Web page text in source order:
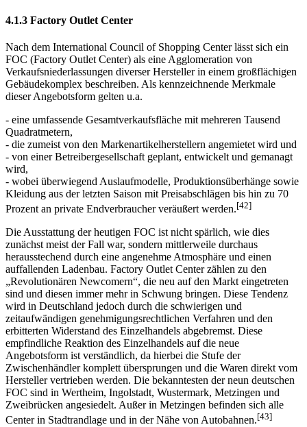
4.1.3 Factory Outlet Center
Nach dem International Council of Shopping Center lässt sich ein
FOC (Factory Outlet Center) als eine Agglomeration von
Verkaufsniederlassungen diverser Hersteller in einem großflächigen
Gebäudekomplex beschreiben. Als kennzeichnende Merkmale
dieser Angebotsform gelten u.a.
- eine umfassende Gesamtverkaufsfläche mit mehreren Tausend
Quadratmetern,
- die zumeist von den Markenartikelherstellern angemietet wird und
- von einer Betreibergesellschaft geplant, entwickelt und gemanagt
wird,
- wobei überwiegend Auslaufmodelle, Produktionsüberhänge sowie
Kleidung aus der letzten Saison mit Preisabschlägen bis hin zu 70
Prozent an private Endverbraucher veräußert werden.[42]
Die Ausstattung der heutigen FOC ist nicht spärlich, wie dies
zunächst meist der Fall war, sondern mittlerweile durchaus
herausstechend durch eine angenehme Atmosphäre und einen
auffallenden Ladenbau. Factory Outlet Center zählen zu den
„Revolutionären Newcomern“, die neu auf den Markt eingetreten
sind und diesen immer mehr in Schwung bringen. Diese Tendenz
wird in Deutschland jedoch durch die schwierigen und
zeitaufwändigen genehmigungsrechtlichen Verfahren und den
erbitterten Widerstand des Einzelhandels abgebremst. Diese
empfindliche Reaktion des Einzelhandels auf die neue
Angebotsform ist verständlich, da hierbei die Stufe der
Zwischenhändler komplett übersprungen und die Waren direkt vom
Hersteller vertrieben werden. Die bekanntesten der neun deutschen
FOC sind in Wertheim, Ingolstadt, Wustermark, Metzingen und
Zweibrücken angesiedelt. Außer in Metzingen befinden sich alle
Center in Stadtrandlage und in der Nähe von Autobahnen.[43]